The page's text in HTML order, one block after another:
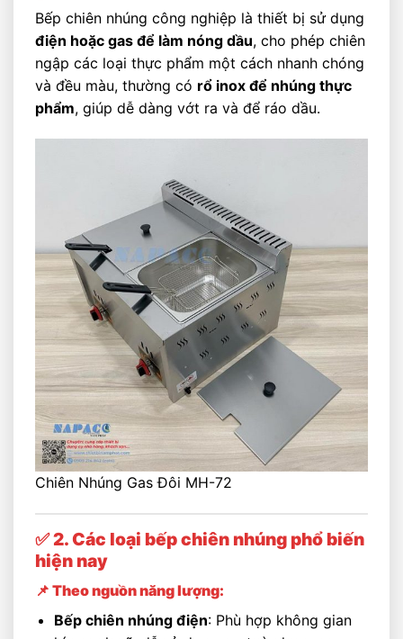
Bếp chiên nhúng công nghiệp là thiết bị sử dụng
điện hoặc gas để làm nóng dầu, cho phép chiên
ngập các loại thực phẩm một cách nhanh chóng
và đều màu, thường có rổ inox để nhúng thực
phẩm, giúp dễ dàng vớt ra và để ráo dầu.
Chiên Nhúng Gas Đôi MH-72
✅ 2. Các loại bếp chiên nhúng phổ biến
hiện nay
📌 Theo nguồn năng lượng:
Bếp chiên nhúng điện: Phù hợp không gian